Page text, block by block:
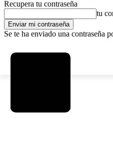
Recupera tu contraseña
tu
Se te ha enviado una contraseña